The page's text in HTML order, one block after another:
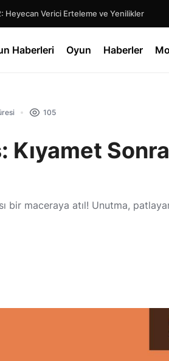
Heyecan Verici Erteleme ve Yenilikler
Haberleri Oyun Haberler
105
bir maceraya atıl! Unutma,